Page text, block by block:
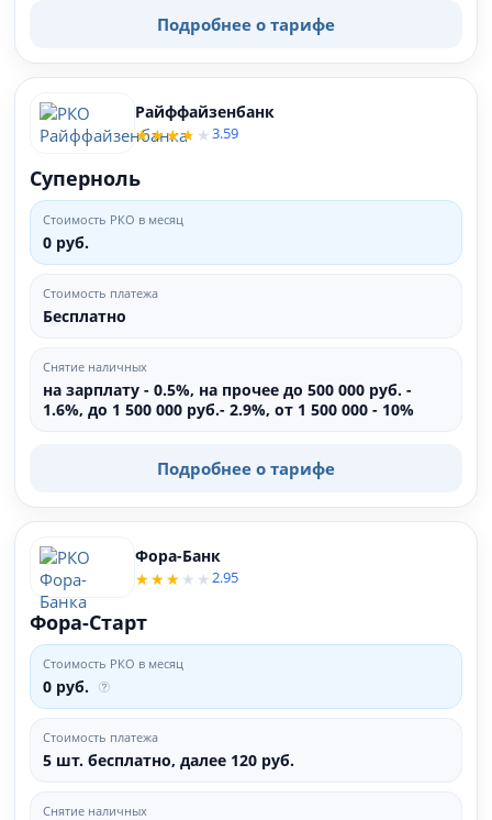
Подробнее о тарифе
Райффайзенбанк
3.59
Суперноль
Стоимость РКО в месяц
0 руб.
Стоимость платежа
Бесплатно
Снятие наличных
на зарплату - 0.5%, на прочее до 500 000 руб. -
1.6%, до 1 500 000 руб.- 2.9%, от 1 500 000 - 10%
Подробнее о тарифе
Фора-Банк
2.95
Фора-Старт
Стоимость РКО в месяц
0 руб.
Стоимость платежа
5 шт. бесплатно, далее 120 руб.
Снятие наличных